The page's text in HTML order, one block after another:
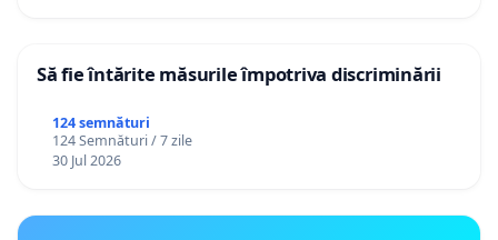
Să fie întărite măsurile împotriva discriminării
124 semnături
124 Semnături / 7 zile
30 Jul 2026